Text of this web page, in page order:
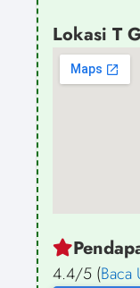
Lokasi T
4.4/5 (Baca